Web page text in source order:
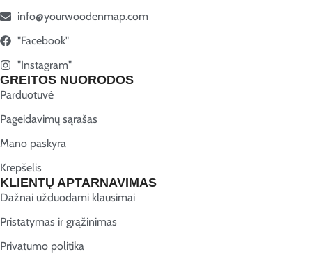
info@yourwoodenmap.com
"Facebook"
"Instagram"
GREITOS NUORODOS
Parduotuvė
Pageidavimų sąrašas
Mano paskyra
Krepšelis
KLIENTŲ APTARNAVIMAS
Dažnai užduodami klausimai
Pristatymas ir grąžinimas
Privatumo politika